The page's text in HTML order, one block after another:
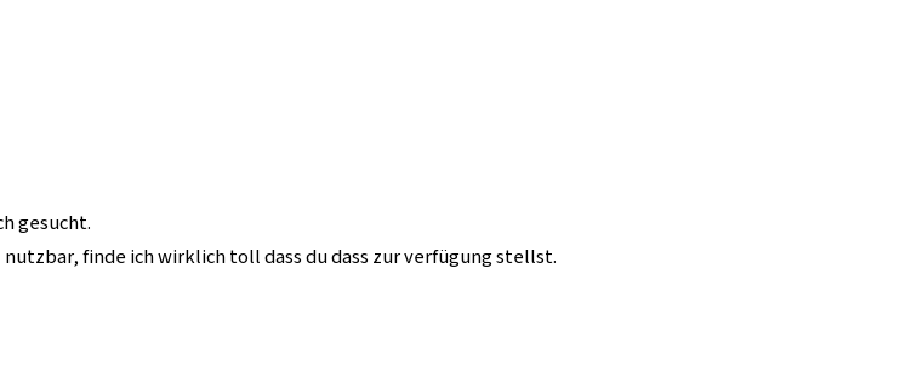
gesucht.
finde ich wirklich toll dass du dass zur verfügung stellst.